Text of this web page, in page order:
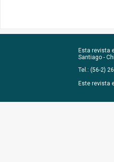
Esta revista
Santiago -
Tel.: (56-2)
Este revista